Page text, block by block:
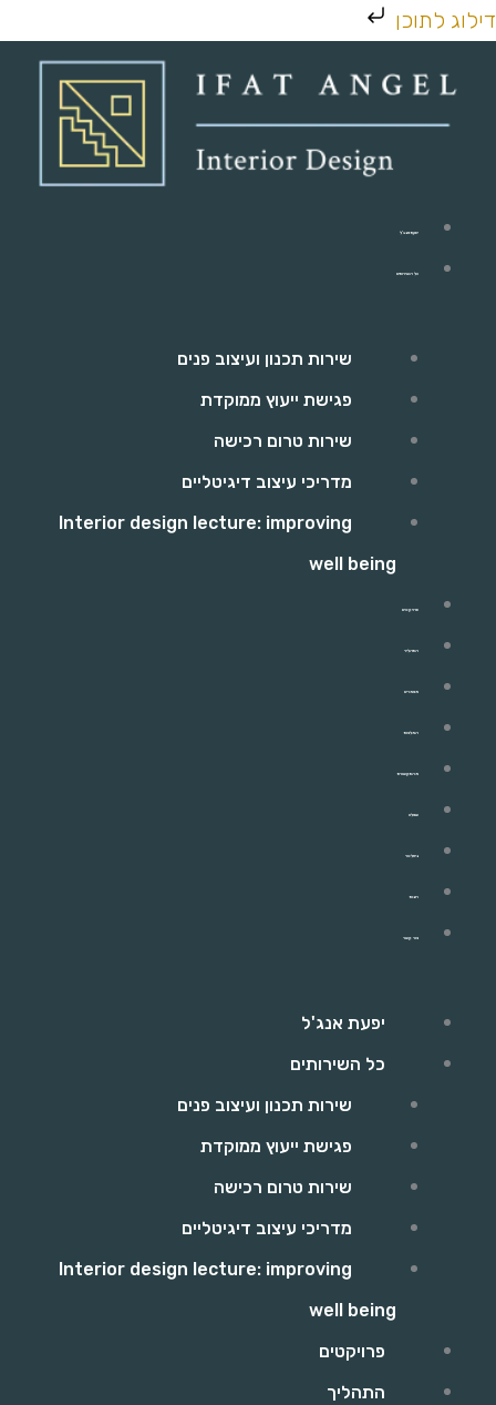
דילוג לתוכן
דילוג
יפעת אנג'ל
כל השירותים
שירות תכנון ועיצוב פנים
פגישת ייעוץ ממוקדת
שירות טרום רכישה
מדריכי עיצוב דיגיטליים
Interior design lecture: improving
well being
פרויקטים
התהליך
מאמרים
המלצות
מהתקשורת
שאלון
ניוזלטר
חנות
צור קשר
יפעת אנג'ל
כל השירותים
שירות תכנון ועיצוב פנים
פגישת ייעוץ ממוקדת
שירות טרום רכישה
מדריכי עיצוב דיגיטליים
Interior design lecture: improving
well being
פרויקטים
התהליך